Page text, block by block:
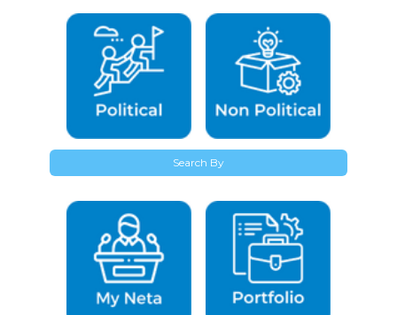
विधानसभा चुनाव में रालोद+भाजपा गठबंधन का फायदा किसको
ज्यादा होगा ?
India
राजनीतिक दलों के सोशल मीडिया कैंपेन आपके वोट देने के निर्णय को
कितना प्रभावित करते हैं ?
India
23-Feb-2029
India
18-Nov-2026
क्या पीएम मोदी के पेपर लीक को लेकर Gen Z के लिए जारी वीडियो
संदेश से आप संतुष्ट हैं ?
India
24-Aug-2026
Search By